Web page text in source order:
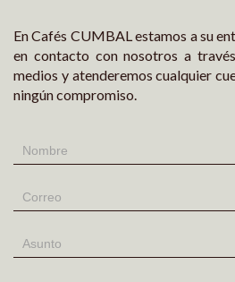
En Cafés CUMBAL estamos a su
en contacto con nosotros a
medios y atenderemos cualquier
ningún compromiso.